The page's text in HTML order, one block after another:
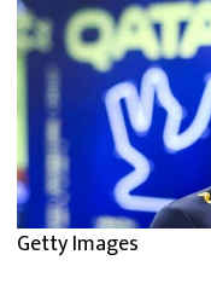
Getty Images